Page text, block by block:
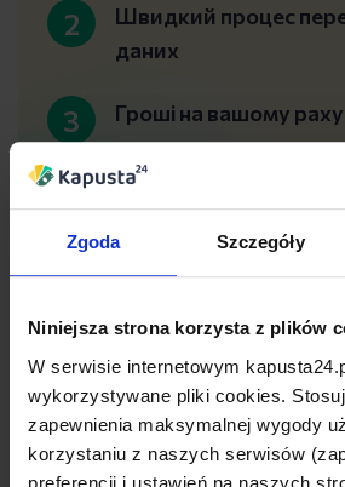
Zgoda Szczegóły
Niniejsza strona korzysta z plików
W serwisie internetowym
wykorzystywane pliki cookies.
zapewnienia maksymalnej wygody
korzystaniu z naszych serwisów
preferencji i ustawień na naszych
Швидкий процес
даних
Гроші на вашому
хвилин
Переваги для наших
Швидкий онлайн-
формальностей та